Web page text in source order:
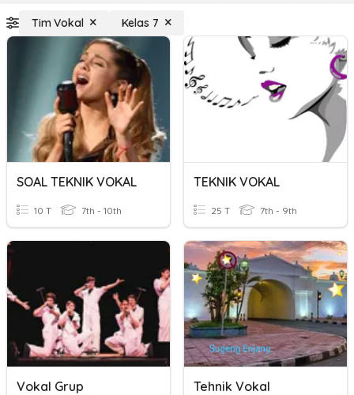
Tim Vokal Kelas 7
SOAL TEKNIK VOKAL
10 T 7th - 10th
TEKNIK VOKAL
25 T 7th - 9th
Vokal Grup Tehnik Vokal